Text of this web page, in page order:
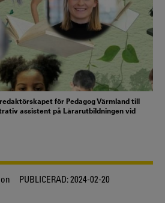
för Pedagog Värmland till
assistent på Lärarutbildningen vid
PUBLICERAD:2024-02-20